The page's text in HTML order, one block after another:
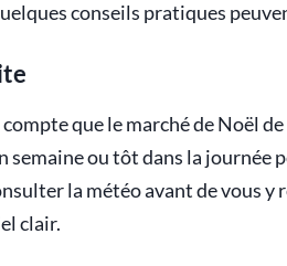
conseils pratiques
que le marché de Noël
semaine ou tôt dans la journée
la météo avant de vous
clair.